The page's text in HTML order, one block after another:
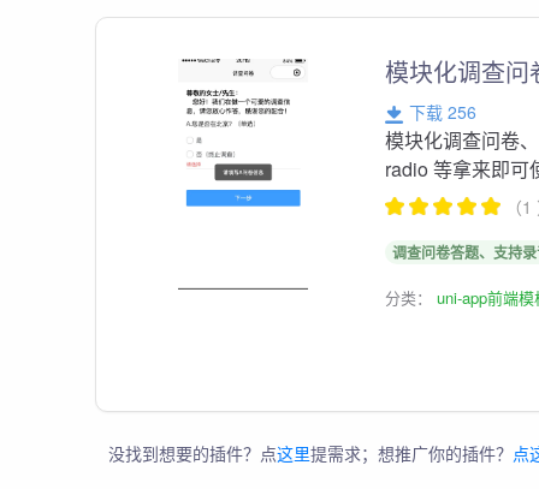
模块化调查问
下载 256
模块化调查问卷
radio 等拿来即可
（
调查问卷答题、支持
分类：uni-app前端模
没找到想要的插件？点这里提需求；想推广你的插件？ 点